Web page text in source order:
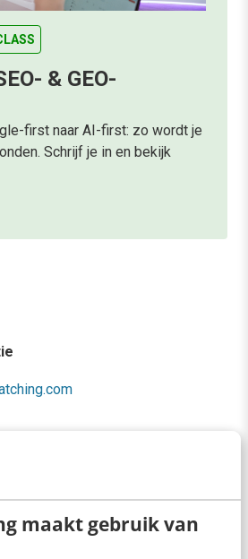
maakt gebruik van
& GEO-
first naar AI-first: zo wordt je
Schrijf je in en bekijk